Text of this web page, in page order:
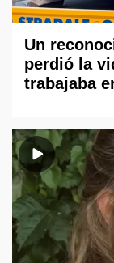
Un
perdió la
trabajaba